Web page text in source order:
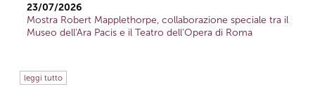
23/07/2026
Mostra Robert Mapplethorpe, collaborazione speciale tra il
Museo dell'Ara Pacis e il Teatro dell'Opera di Roma
leggi tutto